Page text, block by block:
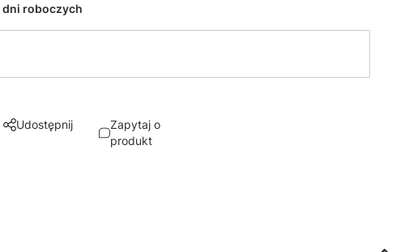
dni roboczych
Udostępnij
Zapytaj o
produkt